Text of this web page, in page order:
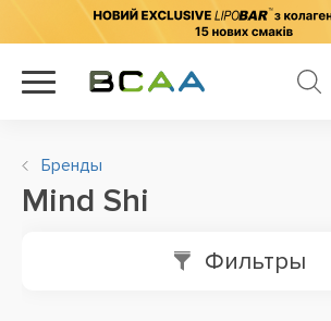
Бренды
Mind Shi
Фильтры